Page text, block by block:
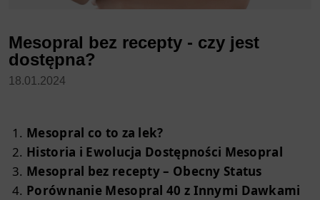
Mesopral bez recepty - czy jest
dostępna?
18.01.2024
Mesopral co to za lek?
Historia i Ewolucja Dostępności Mesopral
Mesopral bez recepty – Obecny Status
Porównanie Mesopral 40 z Innymi Dawkami